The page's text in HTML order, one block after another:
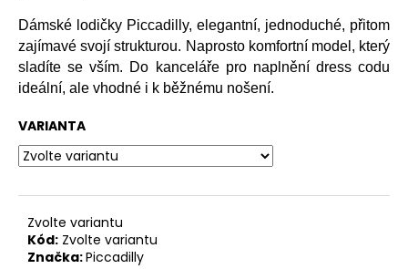
Dámské lodičky Piccadilly, elegantní, jednoduché, přitom
zajímavé svojí strukturou. Naprosto komfortní model, který
sladíte se vším. Do kanceláře pro naplnění dress codu
ideální, ale vhodné i k běžnému nošení.
VARIANTA
Zvolte variantu
Kód: Zvolte variantu
Značka:Piccadilly
HLEDAT
o
p
o
u
č
u